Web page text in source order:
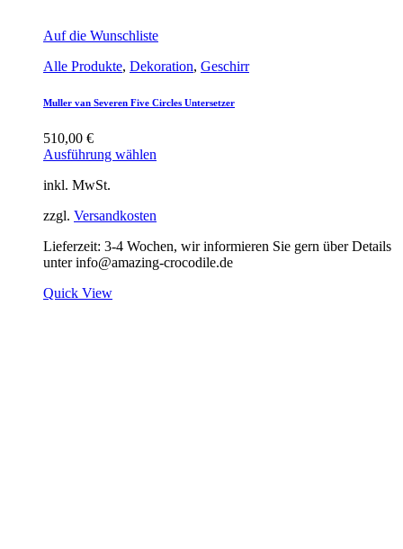
Auf die Wunschliste
Alle Produkte, Dekoration, Geschirr
Muller van Severen Five Circles Untersetzer
510,00 €
Ausführung wählen
inkl. MwSt.
zzgl. Versandkosten
Lieferzeit: 3-4 Wochen, wir informieren Sie gern über Details
unter info@amazing-crocodile.de
Quick View